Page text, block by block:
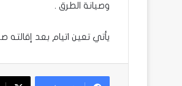
وصيانة الطرق .
يأتي تعين اتيام بعد